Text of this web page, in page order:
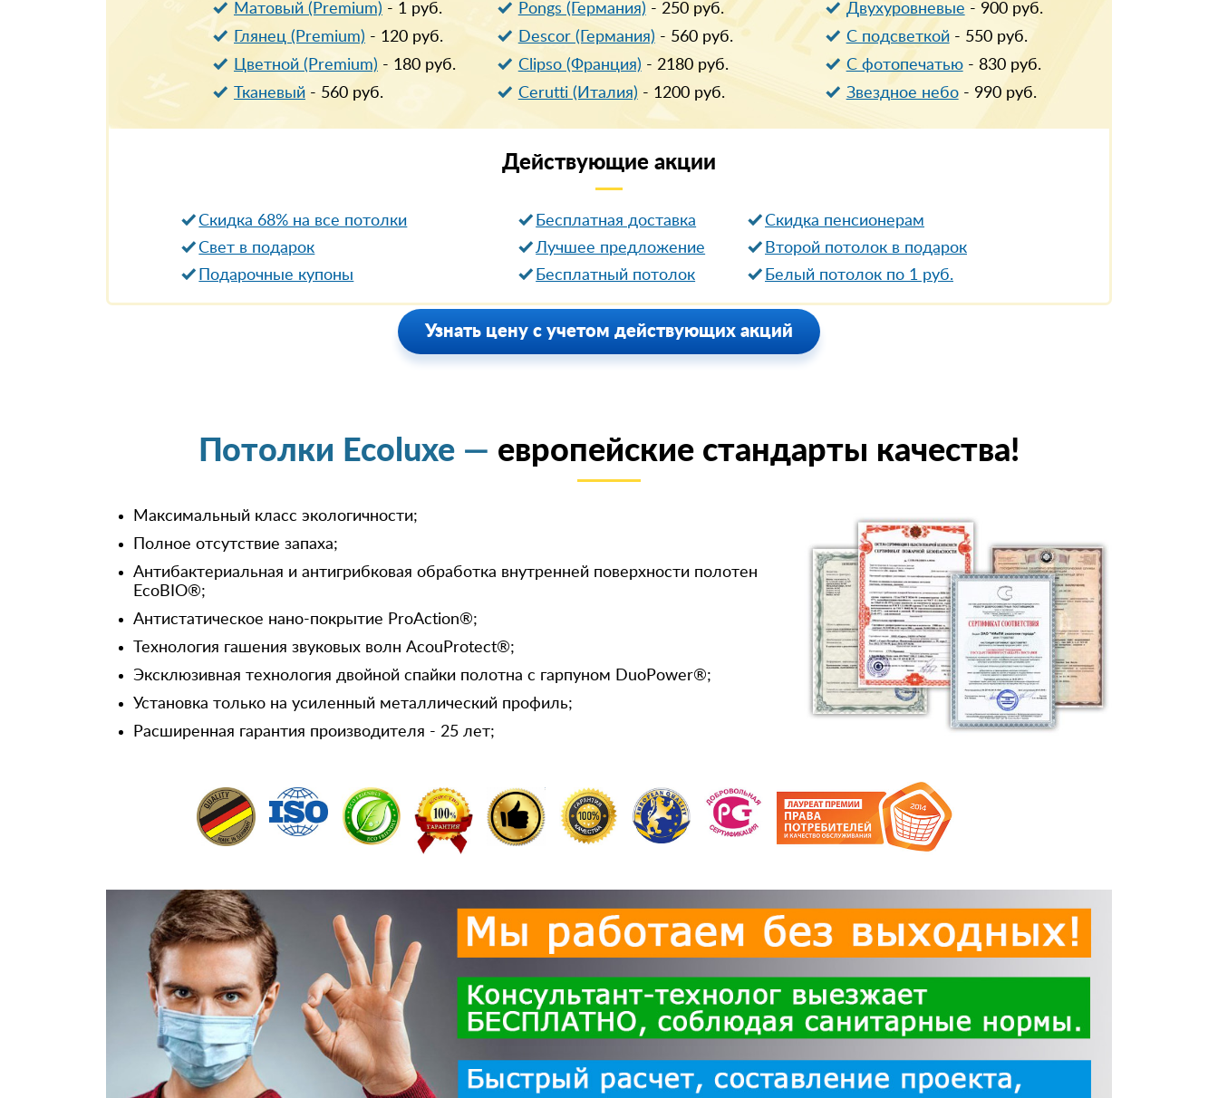
Матовый (Premium) - 1руб. Двухуровневые - 900руб.
Pongs (Германия) - 250руб.
Глянец (Premium) - 120руб. С подсветкой- 550руб.
Descor (Германия) - 560руб.
Цветной (Premium) - 180руб. С фотопечатью- 830руб.
Clipso (Франция) - 2180руб.
Тканевый- 560руб. Звездное небо- 990руб.
Cerutti (Италия) - 1200руб.
Действующие акции
Скидка 68% на все потолки Бесплатная доставка
Cкидка пенсионерам
Свет в подарок
Лучшее предложение
Второй потолок в подарок
Подарочные купоны
Бесплатный потолок Белый потолок по 1 руб.
Узнать цену с учетом действующих акций
Потолки Ecoluxe — европейские стандарты качества!
Максимальный класс экологичности;
Полное отсутствие запаха;
Антибактериальная и антигрибковая обработка внутренней поверхности полотен
EcoBIO®;
Антистатическое нано-покрытие ProAction®;
Технология гашения звуковых волн AcouProtect®;
Эксклюзивная технология двойной спайки полотна с гарпуном DuoPower®;
Установка только на усиленный металлический профиль;
Расширенная гарантия производителя - 25 лет;